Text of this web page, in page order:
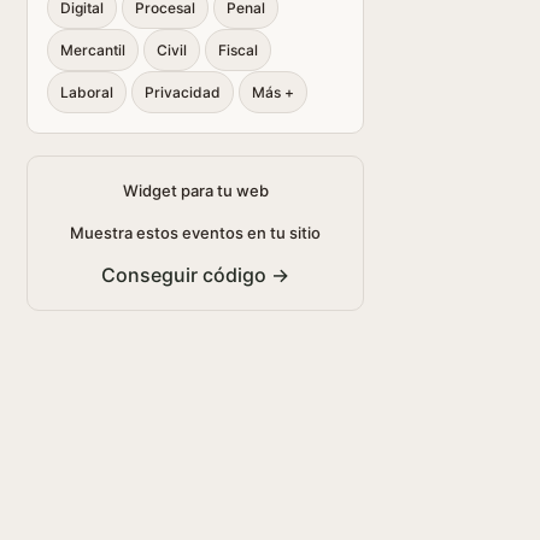
Digital Procesal Penal
Mercantil Civil Fiscal
Laboral Privacidad Más +
Widget para tu web
Muestra estos eventos en tu sitio
Conseguir código →